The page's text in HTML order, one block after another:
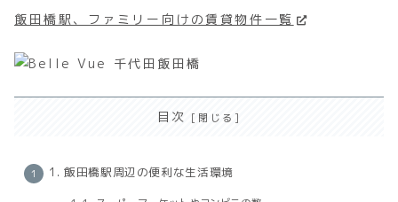
飯田橋駅、ファミリー向けの賃貸物件一覧
目次
1. 飯田橋駅周辺の便利な生活環境